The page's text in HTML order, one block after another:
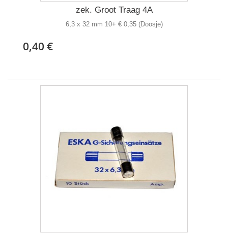
zek. Groot Traag 4A
6,3 x 32 mm 10+ € 0,35 (Doosje)
0,40 €